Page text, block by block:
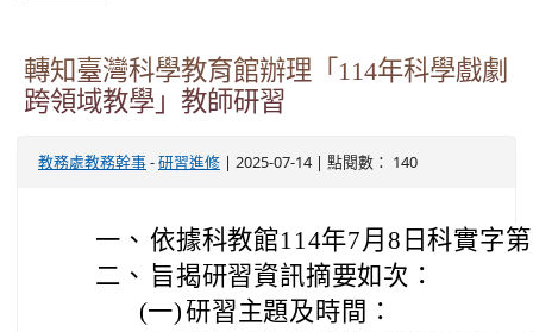
轉知臺灣科學教育館辦理「114年科學戲劇
跨領域教學」教師研習
教務處教務幹事 - 研習進修 | 2025-07-14 | 點閱數： 140
一、 依據科教館114年7月8日科實字
二、 旨揭研習資訊摘要如次：
(一)研習主題及時間：